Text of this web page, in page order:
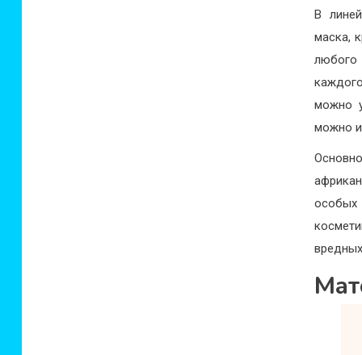
В
маска,
любого
можно
можно
особых